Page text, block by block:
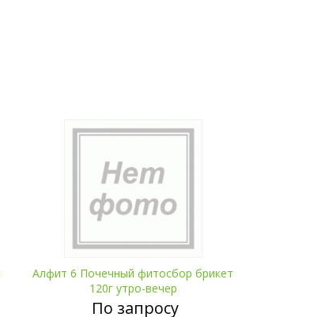
Алфит 6 Почечный фитосбор брикет
120г утро-вечер
По запросу
Оставить заявку